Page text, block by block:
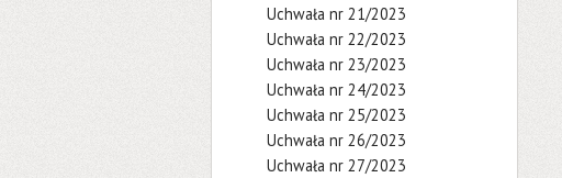
Uchwała nr 21/2023
Uchwała nr 22/2023
Uchwała nr 23/2023
Uchwała nr 24/2023
Uchwała nr 25/2023
Uchwała nr 26/2023
Uchwała nr 27/2023